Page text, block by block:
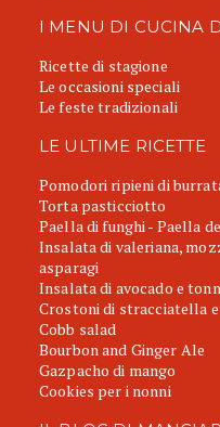
I MENU DI CUCINA
Ricette di stagione
Le occasioni speciali
Le feste tradizionali
LE ULTIME RICETTE
Pomodori ripieni di
Torta pasticciotto
Paella di funghi - Paella
Insalata di valeriana,
asparagi
Insalata di avocado e
Crostoni di stracciatella
Cobb salad
Bourbon and Ginger Ale
Gazpacho di mango
Cookies per i nonni